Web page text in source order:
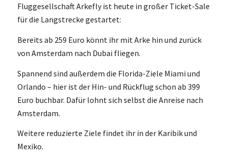
Fluggesellschaft Arkefly ist heute in großer Ticket-Sale
für die Langstrecke gestartet:
Bereits ab 259 Euro könnt ihr mit Arke hin und zurück
von Amsterdam nach Dubai fliegen.
Spannend sind außerdem die Florida-Ziele Miami und
Orlando – hier ist der Hin- und Rückflug schon ab 399
Euro buchbar. Dafür lohnt sich selbst die Anreise nach
Amsterdam.
Weitere reduzierte Ziele findet ihr in der Karibik und
Mexiko.